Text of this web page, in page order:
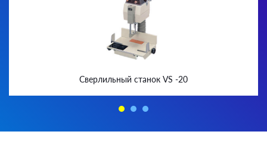
Сверлильный станок VS -20